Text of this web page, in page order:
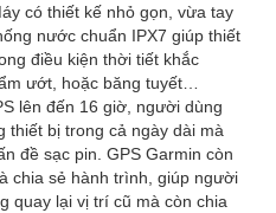
có thiết kế nhỏ gọn, vừa tay
nước chuẩn IPX7 giúp thiết
điều kiện thời tiết khắc
ướt, hoặc băng tuyết…
lên đến 16 giờ, người dùng
thiết bị trong cả ngày dài mà
đề sạc pin. GPS Garmin còn
chia sẻ hành trình, giúp người
quay lại vị trí cũ mà còn chia